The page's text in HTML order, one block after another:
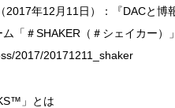
2017年12月11日）：『DACと
「＃SHAKER（＃シェイカー）
2017/20171211_shaker
」とは